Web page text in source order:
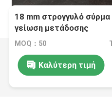
18 mm στρογγυλό
γείωση μετάδοσης
MOQ：50
Καλύτερη τιμή